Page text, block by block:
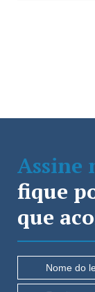
Assine
fique
que